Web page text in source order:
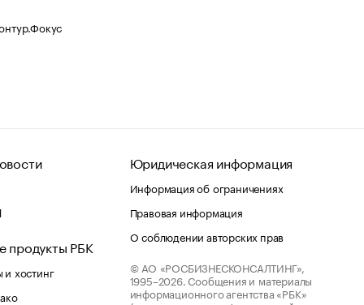
продукты РБК
хостинг
Юридическая информация
Информация об ограничениях
Правовая информация
О соблюдении авторских прав
© АО «РОСБИЗНЕСКОНСАЛТИНГ»,
1995–2026. Сообщения и материалы
информационного агентства «РБК»